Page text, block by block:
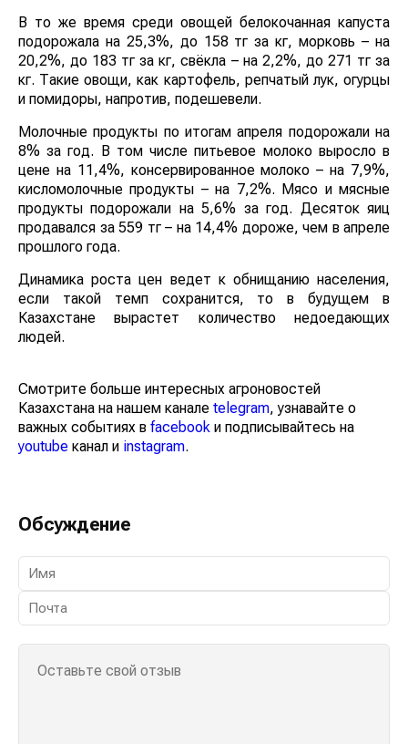
В то же время среди овощей белокочанная капуста
подорожала на 25,3%, до 158 тг за кг, морковь – на
20,2%, до 183 тг за кг, свёкла – на 2,2%, до 271 тг за кг.
Такие овощи, как картофель, репчатый лук, огурцы и
Молочные продукты по итогам апреля подорожали на
8% за год. В том числе питьевое молоко выросло в
цене на 11,4%, консервированное молоко – на 7,9%,
кисломолочные продукты – на 7,2%. Мясо и мясные
продукты подорожали на 5,6% за год. Десяток яиц
продавался за 559 тг – на 14,4% дороже, чем в апреле
Динамика роста цен ведет к обнищанию населения,
если такой темп сохранится, то в будущем в
Казахстане вырастет количество недоедающих
Смотрите больше интересных агроновостей
Казахстана на нашем каналеtelegram, узнавайте о
важных событиях вfacebook